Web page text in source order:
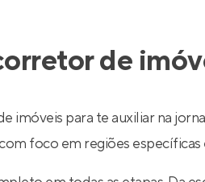
de
imóveis para te auxiliar na
foco em regiões